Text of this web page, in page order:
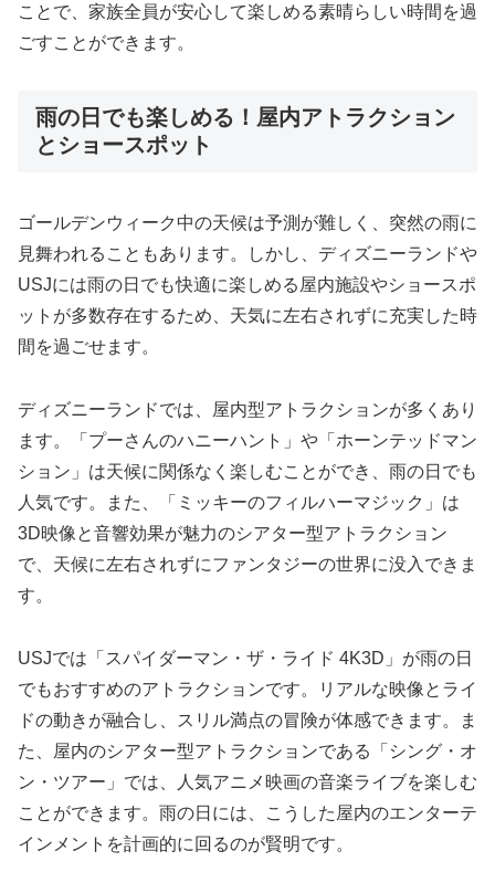
ことで、家族全員が安心して楽しめる素晴らしい時間を過
ごすことができます。
雨の日でも楽しめる！屋内アトラクション
とショースポット
ゴールデンウィーク中の天候は予測が難しく、突然の雨に
見舞われることもあります。しかし、ディズニーランドや
USJには雨の日でも快適に楽しめる屋内施設やショースポ
ットが多数存在するため、天気に左右されずに充実した時
間を過ごせます。
ディズニーランドでは、屋内型アトラクションが多くあり
ます。「プーさんのハニーハント」や「ホーンテッドマン
ション」は天候に関係なく楽しむことができ、雨の日でも
人気です。また、「ミッキーのフィルハーマジック」は
3D映像と音響効果が魅力のシアター型アトラクション
で、天候に左右されずにファンタジーの世界に没入できま
す。
USJでは「スパイダーマン・ザ・ライド 4K3D」が雨の日
でもおすすめのアトラクションです。リアルな映像とライ
ドの動きが融合し、スリル満点の冒険が体感できます。ま
た、屋内のシアター型アトラクションである「シング・オ
ン・ツアー」では、人気アニメ映画の音楽ライブを楽しむ
ことができます。雨の日には、こうした屋内のエンターテ
インメントを計画的に回るのが賢明です。